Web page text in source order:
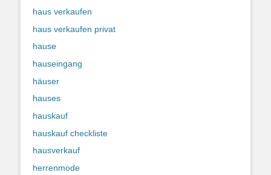
haus verkaufen
haus verkaufen privat
hause
hauseingang
häuser
hauses
hauskauf
hauskauf checkliste
hausverkauf
herrenmode